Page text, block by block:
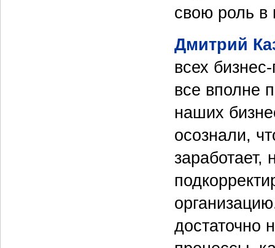
свою роль в
Дмитрий
всех
все вполне
наших
осознали,
достаточно